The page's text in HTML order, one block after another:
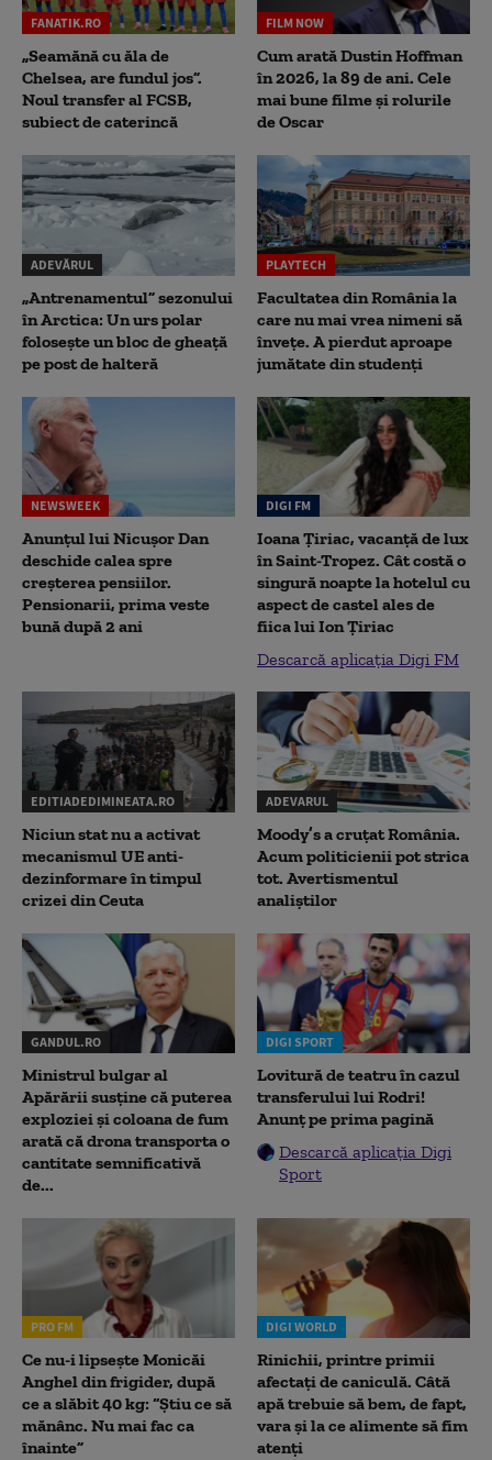
FANATIK.RO
„Seamănă cu ăla de
Chelsea, are fundul jos”.
Noul transfer al FCSB,
subiect de caterincă
FILM NOW
Cum arată Dustin Hoffman
în 2026, la 89 de ani. Cele
mai bune filme și rolurile
de Oscar
ADEVĂRUL
„Antrenamentul” sezonului
în Arctica: Un urs polar
folosește un bloc de gheață
pe post de halteră
PLAYTECH
Facultatea din România la
care nu mai vrea nimeni să
înveţe. A pierdut aproape
jumătate din studenţi
NEWSWEEK
Anunțul lui Nicușor Dan
deschide calea spre
creșterea pensiilor.
Pensionarii, prima veste
bună după 2 ani
DIGI FM
Ioana Țiriac, vacanță de lux
în Saint-Tropez. Cât costă o
singură noapte la hotelul cu
aspect de castel ales de
fiica lui Ion Țiriac
Descarcă aplicația Digi FM
EDITIADEDIMINEATA.RO
Niciun stat nu a activat
mecanismul UE anti-
dezinformare în timpul
crizei din Ceuta
ADEVARUL
Moody’s a cruțat România.
Acum politicienii pot strica
tot. Avertismentul
analiștilor
GANDUL.RO
Ministrul bulgar al
Apărării susține că puterea
exploziei și coloana de fum
arată că drona transporta o
cantitate semnificativă
de...
DIGI SPORT
Lovitură de teatru în cazul
transferului lui Rodri!
Anunț pe prima pagină
Descarcă aplicația Digi
Sport
PRO FM
Ce nu-i lipsește Monicăi
Anghel din frigider, după
ce a slăbit 40 kg: “Știu ce să
mănânc. Nu mai fac ca
înainte”
DIGI WORLD
Rinichii, printre primii
afectați de caniculă. Câtă
apă trebuie să bem, de fapt,
vara și la ce alimente să fim
atenți